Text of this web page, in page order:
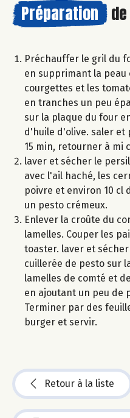
Préparation
Préchauffer le gril du
en supprimant la peau
courgettes et les
en tranches un peu
sur la plaque du four
d'huile d'olive. saler et
15 min, retourner à mi
laver et sécher le
avec l'ail haché, les
poivre et environ 10
un pesto crémeux.
Enlever la croûte du
lamelles. Couper les
toaster. laver et
cuillerée de pesto sur
lamelles de comté et
en ajoutant un peu de
Terminer par des
burger et servir.
Retour à la liste